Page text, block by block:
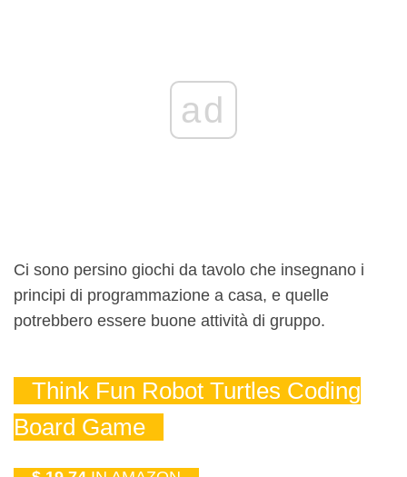
ad
Ci sono persino giochi da tavolo che insegnano i
principi di programmazione a casa, e quelle
potrebbero essere buone attività di gruppo.
Think Fun Robot Turtles Coding
Board Game